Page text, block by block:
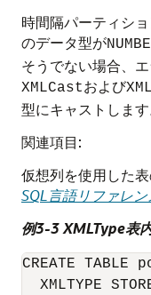
時間隔パーティシ
のデータ型が
そうでない場合、
XMLCastおよび
型にキャストします
関連項目:
仮想列を使用した表
SQL言語リファレン
例3-3 XMLType表
CREATE TABLE
XMLTYPE